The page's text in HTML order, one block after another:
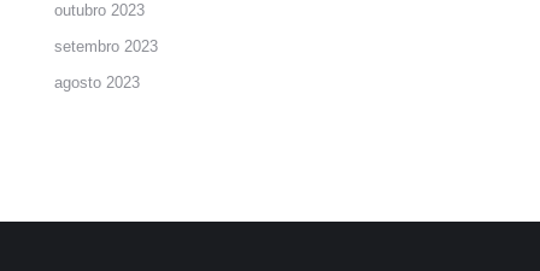
outubro 2023
setembro 2023
agosto 2023